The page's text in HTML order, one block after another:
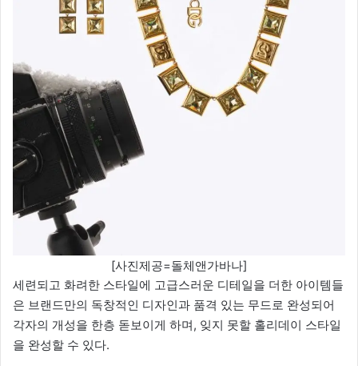
[사진제공=돌체앤가바나]
세련되고 화려한 스타일에 고급스러운 디테일을 더한 아이템들
은 브랜드만의 독창적인 디자인과 품격 있는 무드로 완성되어
각자의 개성을 한층 돋보이게 하며, 잊지 못할 홀리데이 스타일
을 완성할 수 있다.